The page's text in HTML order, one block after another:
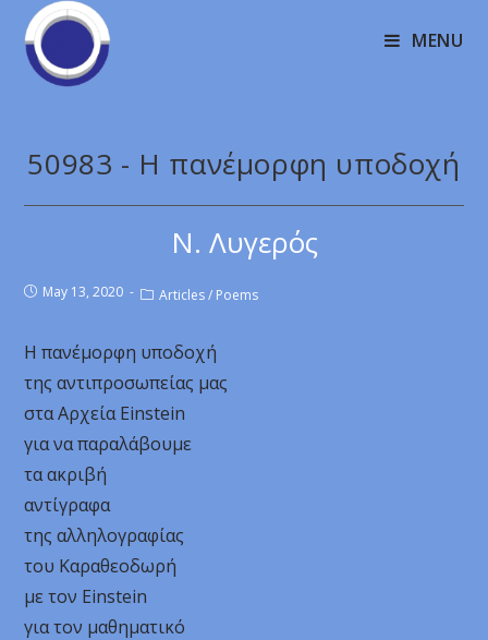
MENU
50983 - Η πανέμορφη υποδοχή
Ν. Λυγερός
May 13, 2020 Articles / Poems
Η πανέμορφη υποδοχή
της αντιπροσωπείας μας
στα Αρχεία Einstein
για να παραλάβουμε
τα ακριβή
αντίγραφα
της αλληλογραφίας
του Καραθεοδωρή
με τον Einstein
για τον μαθηματικό